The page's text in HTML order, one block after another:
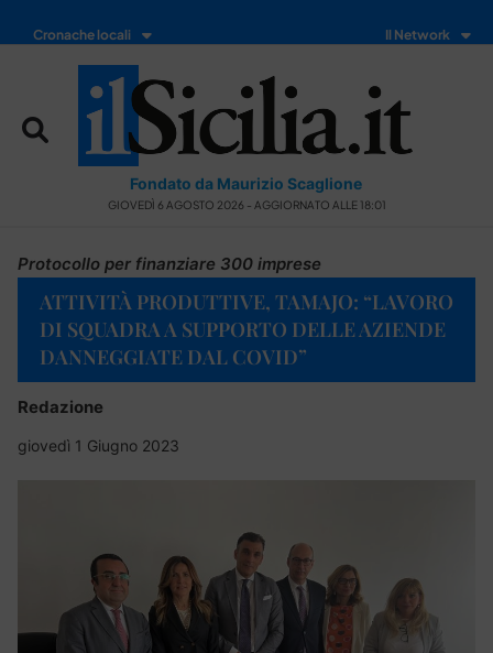
Cronache locali Il Network
Fondato da Maurizio Scaglione
GIOVEDÌ 6 AGOSTO 2026 - AGGIORNATO ALLE 18:01
Protocollo per finanziare 300 imprese
ATTIVITÀ PRODUTTIVE, TAMAJO: “LAVORO
DI SQUADRA A SUPPORTO DELLE AZIENDE
DANNEGGIATE DAL COVID”
Redazione
giovedì 1 Giugno 2023